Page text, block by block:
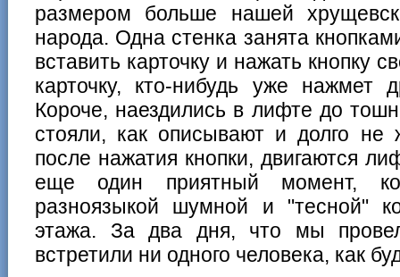
размером больше нашей
народа. Одна стенка занята
вставить карточку и нажать кнопку
карточку, кто-нибудь уже нажмет
Короче, наездились в лифте до
стояли, как описывают и долго не
после нажатия кнопки, двигаются
еще один приятный момент,
разноязыкой шумной и "тесной"
этажа. За два дня, что мы
встретили ни одного человека, как